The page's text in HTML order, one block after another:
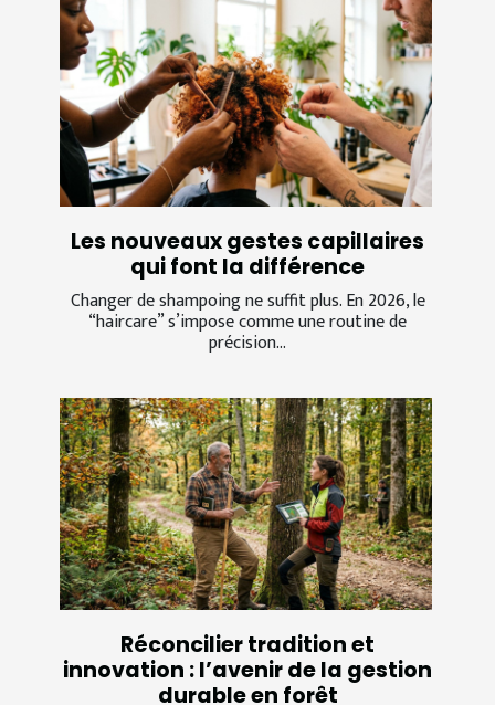
Les nouveaux gestes capillaires
qui font la différence
Changer de shampoing ne suffit plus. En 2026, le
“haircare” s’impose comme une routine de
précision...
Réconcilier tradition et
innovation : l’avenir de la gestion
durable en forêt